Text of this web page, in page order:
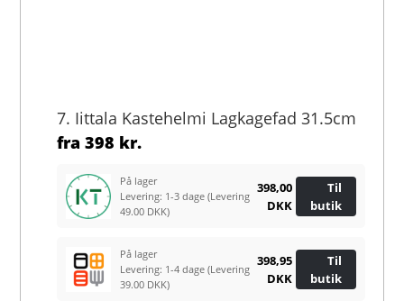
7. Iittala Kastehelmi Lagkagefad 31.5cm
fra398 kr.
På lager
Levering: 1-3 dage(Levering
49.00 DKK)
398,00
DKK
Til
butik
På lager
Levering: 1-4 dage(Levering
39.00 DKK)
398,95
DKK
Til
butik